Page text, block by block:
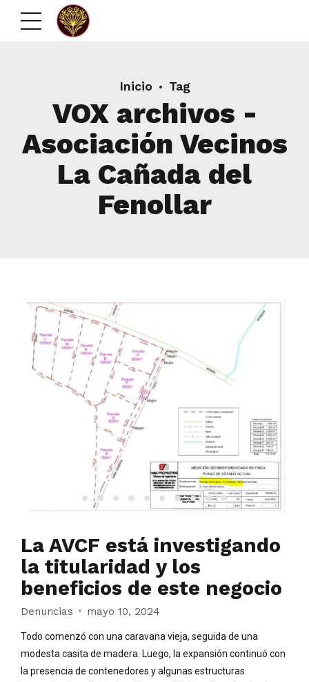
Inicio Tag
VOX archivos -
Asociación Vecinos
La Cañada del
Fenollar
La AVCF está investigando
la titularidad y los
beneficios de este negocio
Denuncias mayo 10, 2024
Todo comenzó con una caravana vieja, seguida de una
modesta casita de madera. Luego, la expansión continuó con
la presencia de contenedores y algunas estructuras